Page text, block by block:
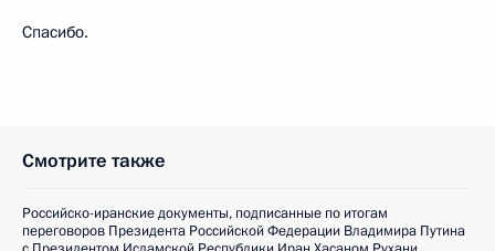
Спасибо.
Смотрите также
Российско-иранские документы, подписанные по итогам
переговоров Президента Российской Федерации Владимира Путина